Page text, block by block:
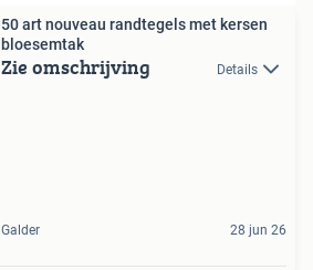
50 art nouveau randtegels met kersen
bloesemtak
Zie omschrijving Details
Galder 28 jun 26